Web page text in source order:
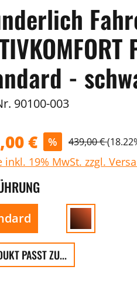
-
90100-003
€ % 439,00 €
inkl. 19% MwSt. zzgl.
PASST ZU...